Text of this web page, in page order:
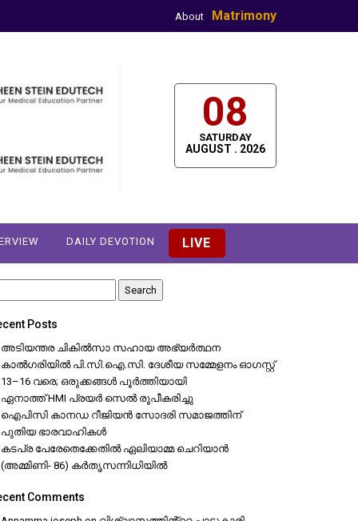
About Matrimony
08
SATURDAY
AUGUST . 2026
DAILY DEVOTION LIVE
Posts
അടിയന്തര ചികിൽസാ സഹായ അഭ്യർത്ഥന
കാൽഗരിയിൽ പി.സി.ഐ.സി. ദേശീയ സമ്മേളനം ഓഗസ്റ്റ്
13–16 വരെ; ഒരുക്കങ്ങൾ പൂർത്തിയായി
ഏനാത്ത് HMI പ്രയർ സെൽ രൂപീകരിച്ചു
ഐപിസി കാനഡ റീജിയൻ സോദരി സമാജത്തിന്
പുതിയ ഭാരവാഹികൾ
കടപ്ര പേരേതെക്കേതിൽ ഏലിയാമ്മ ചെറിയാൻ
(അമ്മിണി- 86) കർതൃസന്നിധിയിൽ
Comments